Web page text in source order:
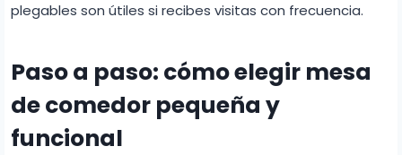
plegables son útiles si recibes visitas con frecuencia.
Paso a paso: cómo elegir mesa
de comedor pequeña y
funcional